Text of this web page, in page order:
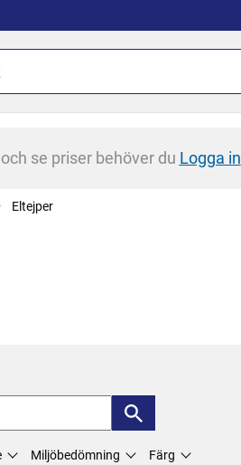
se priser behöver du Logga in
Eltejper
Miljöbedömning Färg